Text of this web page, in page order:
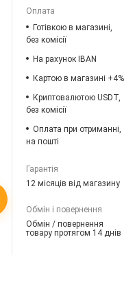
Оплата
Готівкою в магазині,
без комісії
На рахунок IBAN
Картою в магазині +4%
Криптовалютою USDT,
без комісії
Оплата при отриманні,
на пошті
Гарантія
12 місяців від магазину
Обмін і повернення
Обмін / повернення
товару протягом 14 днів